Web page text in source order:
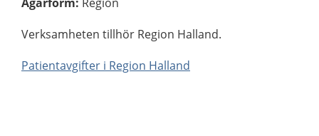
Verksamheten tillhör Region Halland.
Patientavgifter i Region Halland